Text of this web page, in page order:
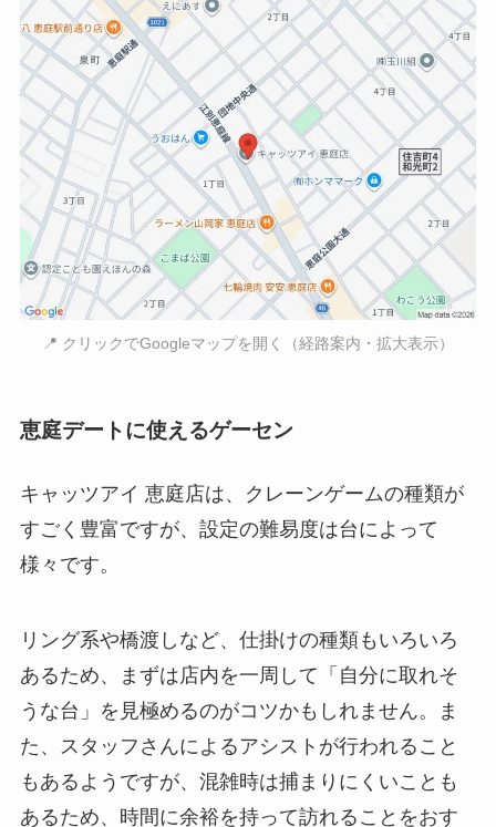
📍 クリックでGoogleマップを開く（経路案内・拡大表示）
恵庭デートに使えるゲーセン
キャッツアイ 恵庭店は、クレーンゲームの種類が
すごく豊富ですが、設定の難易度は台によって
様々です。
リング系や橋渡しなど、仕掛けの種類もいろいろ
あるため、まずは店内を一周して「自分に取れそ
うな台」を見極めるのがコツかもしれません。ま
た、スタッフさんによるアシストが行われること
もあるようですが、混雑時は捕まりにくいことも
あるため、時間に余裕を持って訪れることをおす